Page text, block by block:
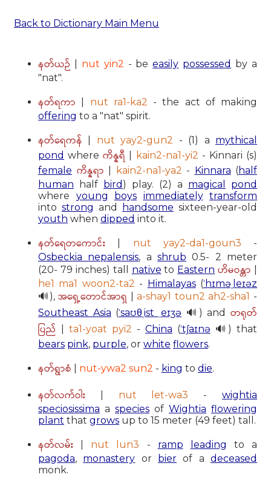
Back to Dictionary Main Menu
နတ်ယဉ် nut yin2 - beeasily possessed by a
"nat".
နတ်ရကာ nut ra1-ka2 - the act of making
offering to a "nat" spirit.
နတ်ရေကန် nut yay2-gun2 - (1) a mythical
pond whereကိန္နရီ kain2-na1-yi2 - Kinnari (s)
female ကိန္နရာ kain2-na1-ya2 - Kinnara (half
human half bird ) play. (2) a magical
pond
where young boys immediately transform
into strong and handsome sixteen-year-old
youth when dipped into it.
နတ်ရေတကောင်း nut yay2-da1-goun3 -
Osbeckia nepalensis, ashrub 0.5- 2 meter
(20- 79 inches) tall native to Eastern ဟိမဝန္တာ
he1 ma1 woon2-ta2 - Himalayas(ˈhɪməˌleɪəz
🔊),အရှေ့တောင်အာရှ |a-shay1 toun2 ah2-sha1 -
Southeast Asia (ˈsaʊθˌist ˌeɪʒə 🔊) andတရုတ်
ပြည်
ta1-yoat pyi2 - China (ˈtʃaɪnə 🔊) that
bears pink, purple, or white flowers.
နတ်ရွာစံ nut-ywa2 sun2 - king to die.
နတ်လက်ဝါး nut let-wa3 -wightia
speciosissima a species of Wightia flowering
plant that grows up to 15 meter (49 feet) tall.
နတ်လမ်း nut lun3 - ramp leading to a
pagoda, monastery or bier of adeceased
monk.